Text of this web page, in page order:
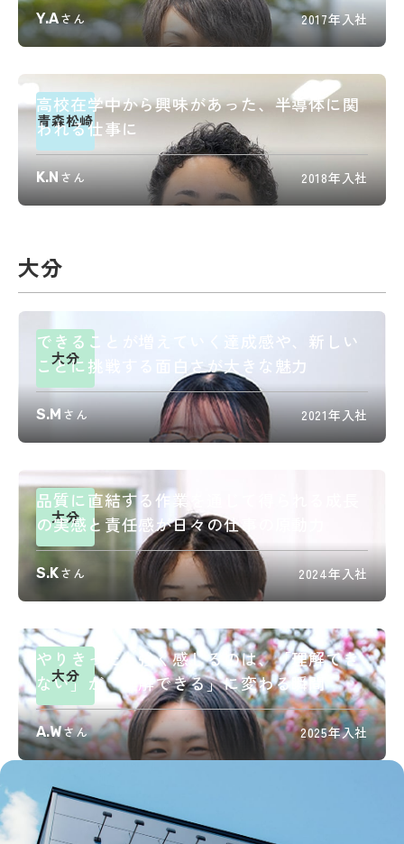
Y.Aさん 2017年入社
青森松崎
高校在学中から興味があった、半導体に関
われる仕事に
K.Nさん 2018年入社
大分
大分
できることが増えていく達成感や、新しい
ことに挑戦する面白さが大きな魅力
S.Mさん 2021年入社
大分
品質に直結する作業を通じて得られる成長
の実感と責任感が日々の仕事の原動力
S.Kさん 2024年入社
大分
やりきったと強く感じるのは、「理解でき
ない」が「理解できる」に変わる瞬間
A.Wさん 2025年入社